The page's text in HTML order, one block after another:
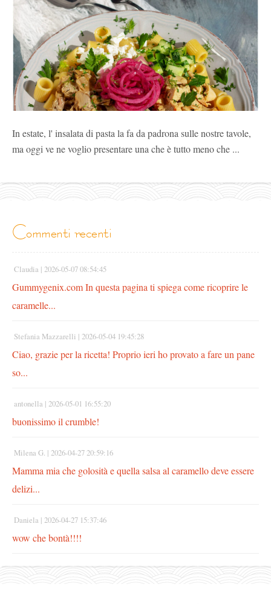
In estate, l' insalata di pasta la fa da padrona sulle nostre tavole,
ma oggi ve ne voglio presentare una che è tutto meno che ...
commenti recenti
Claudia | 2026-05-07 08:54:45
Gummygenix.com In questa pagina ti spiega come ricoprire le
caramelle...
Stefania Mazzarelli | 2026-05-04 19:45:28
Ciao, grazie per la ricetta! Proprio ieri ho provato a fare un pane
so...
antonella | 2026-05-01 16:55:20
buonissimo il crumble!
Milena G. | 2026-04-27 20:59:16
Mamma mia che golosità e quella salsa al caramello deve essere
delizi...
Daniela | 2026-04-27 15:37:46
wow che bontà!!!!